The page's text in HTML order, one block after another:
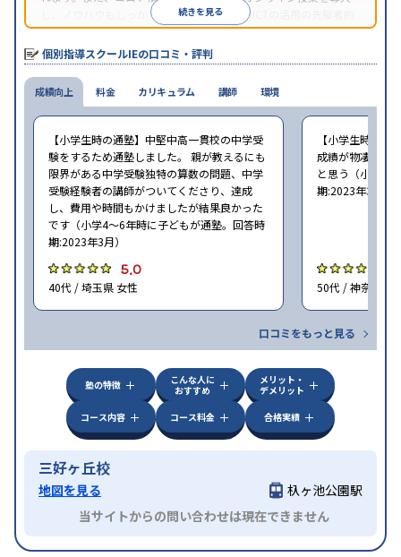
し、ノウハウもしっかりとしています。AIやICTの活用の先駆者的
な個別指導塾です。
続きを見る
個別指導スクールIEの口コミ・評判
成績向上
【小学生時の通塾】中堅中高一貫校の中学受
験をするため通塾しました。 親が教えるにも
限界がある中学受験独特の算数の問題、中学
受験経験者の講師がついてくださり、達成
し、費用や時間もかけましたが結果良かった
です（小学4〜6年時に子どもが通塾。回答時
期:2023年3月）
5.0
40代 / 埼玉県 女性
【小学生時の通
成績が物凄く悪
と思う（小学6
期:2023年3月）
50代 / 神奈川県
口コミをもっと見る
料金 カリキュラム 講師 環境
塾の特徴
こんな人に
おすすめ
メリット・
デメリット
コース内容
コース料金 合格実績
三好ヶ丘校
地図を見る
杁ヶ池公園駅
当サイトからの問い合わせは現在できません